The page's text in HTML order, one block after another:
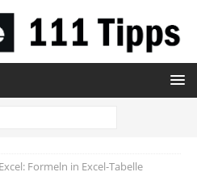
Excel: Formeln in Excel-Tabelle